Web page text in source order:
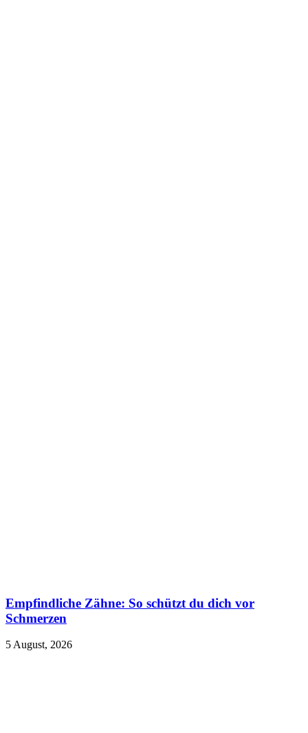
Empfindliche Zähne: So schützt du dich vor
Schmerzen
5 August, 2026